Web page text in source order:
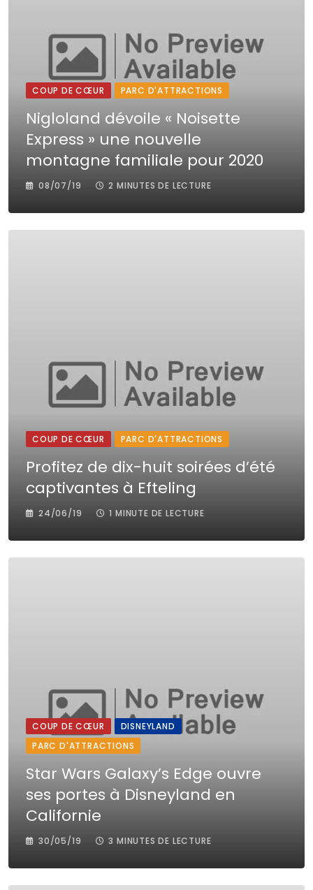
COUP DE CŒUR PARC D'ATTRACTIONS
Nigloland dévoile « Noisette
Express » une nouvelle
montagne familiale pour 2020
08/07/19 2 MINUTES DE LECTURE
COUP DE CŒUR PARC D'ATTRACTIONS
Profitez de dix-huit soirées d’été
captivantes à Efteling
24/06/19 1 MINUTE DE LECTURE
COUP DE CŒUR
DISNEYLAND
PARC D'ATTRACTIONS
Star Wars Galaxy’s Edge ouvre
ses portes à Disneyland en
Californie
30/05/19 3 MINUTES DE LECTURE